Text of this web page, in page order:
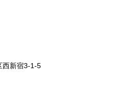
新宿3-1-5